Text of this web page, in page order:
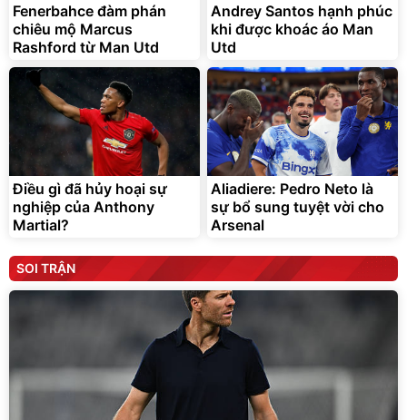
Fenerbahce đàm phán
chiêu mộ Marcus
Rashford từ Man Utd
Andrey Santos hạnh phúc
khi được khoác áo Man
Utd
Điều gì đã hủy hoại sự
nghiệp của Anthony
Martial?
Aliadiere: Pedro Neto là
sự bổ sung tuyệt vời cho
Arsenal
SOI TRẬN